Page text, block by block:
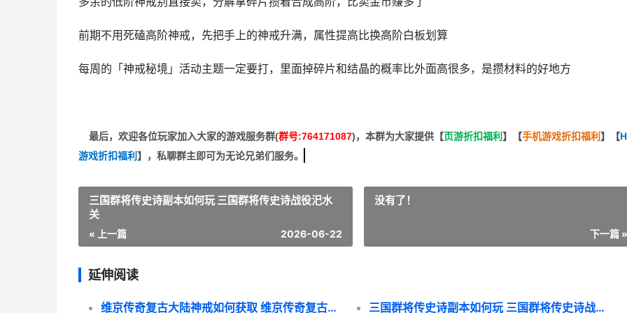
前期不用死磕高阶神戒，先把手上的神戒升满，属性提高比换高阶白板划算
每周的「神戒秘境」活动主题一定要打，里面掉碎片和结晶的概率比外面高很多，是攒材料的好地方
最后，欢迎各位玩家加入大家的游戏服务群(群号:764171087)，本群为大家提供【页游折扣福利 】 【手机游戏折扣福利 】 【
游戏折扣福利 】 ，私聊群主即可为无论兄弟们服务。
三国群将传史诗副本如何玩 三国群将传史诗战役汜水
关
« 上一篇 2026-06-22
没有了！
下一篇 »
延伸阅读
维京传奇复古大陆神戒如何获取 维京传奇复古大陆带什么属性 三国群将传史诗副本如何玩 三国群将传史诗战役汜水关